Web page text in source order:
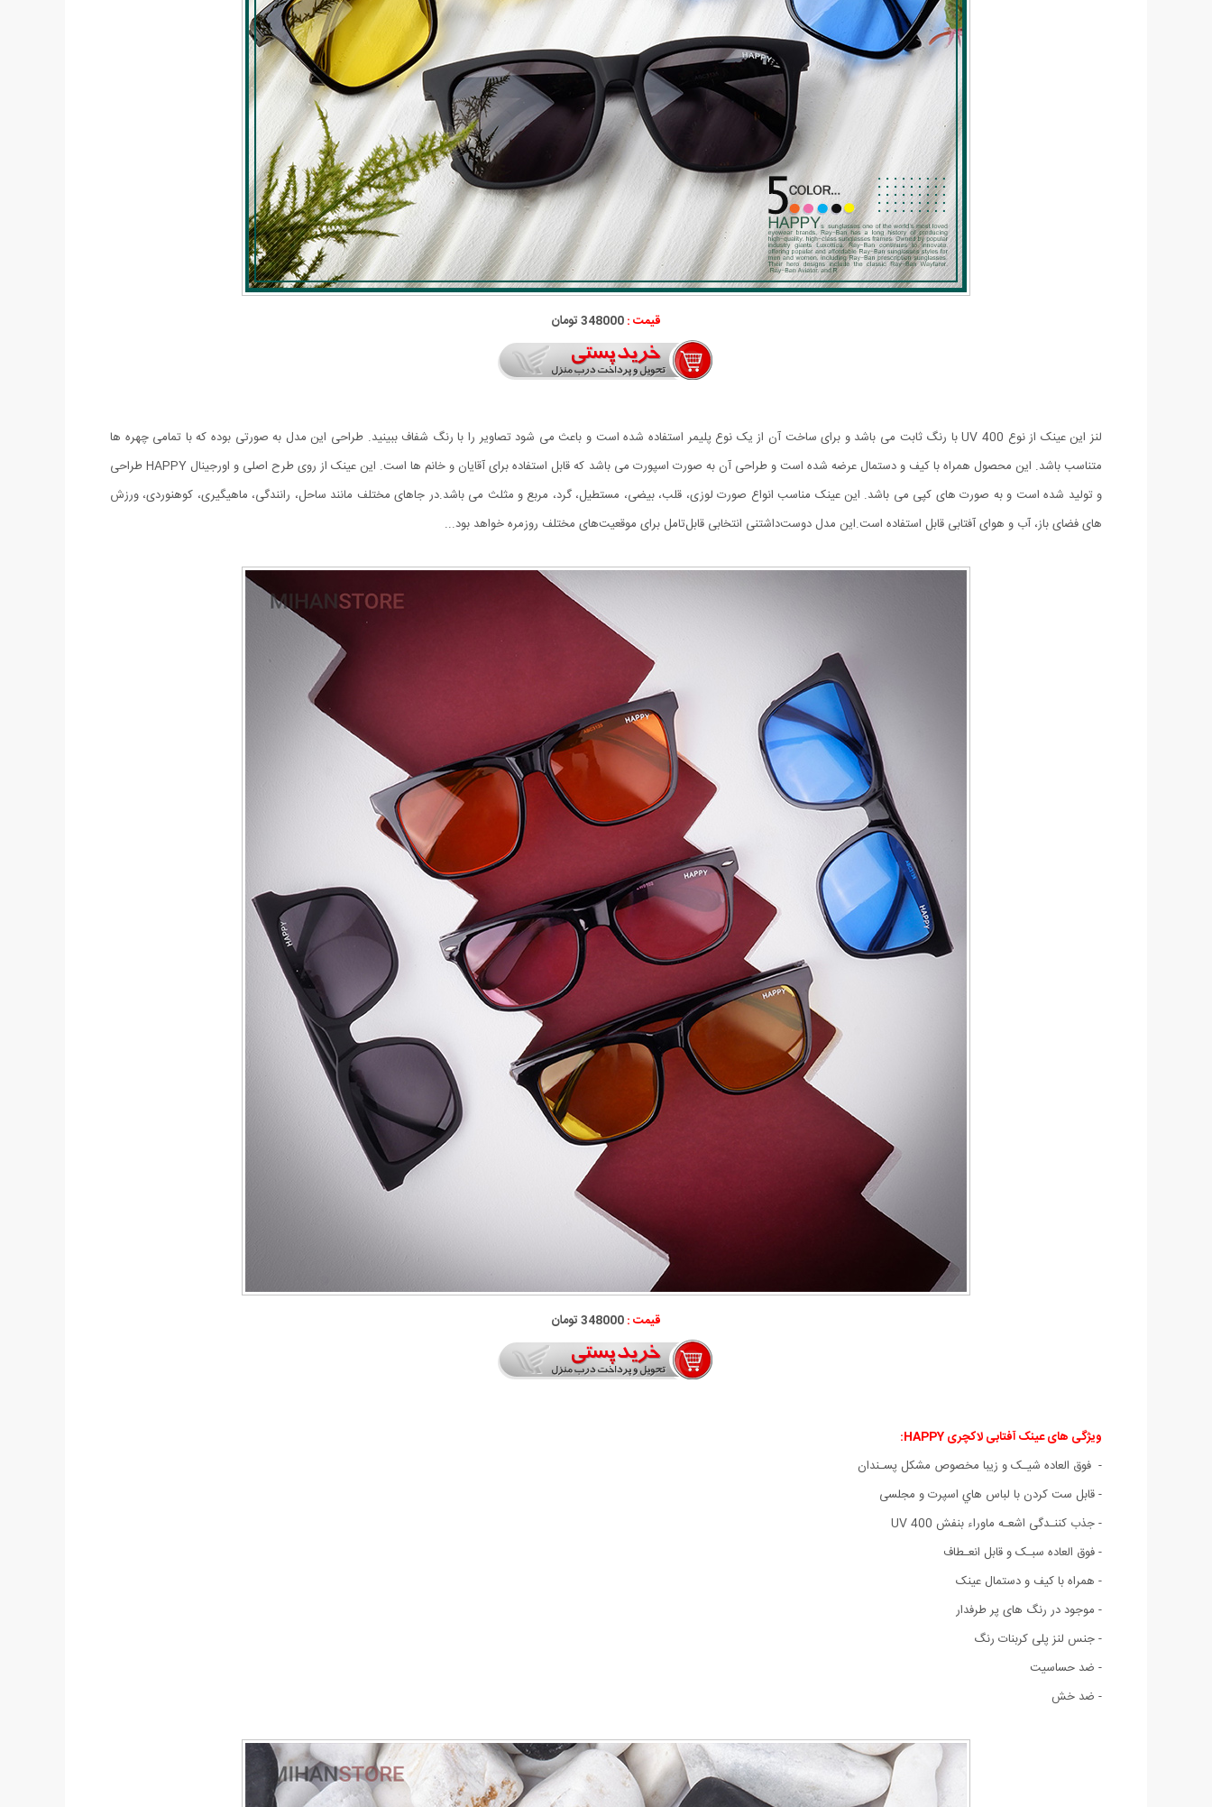
قیمت :348000 تومان
لنز این عینک از نوع UV 400 با رنگ ثابت می باشد و برای ساخت آن از یک نوع پلیمر استفاده شده است و باعث می شود تصاویر را با رنگ شفاف ببینید. طراحی این مدل به صورتی بوده که با تمامی چهره ها
متناسب باشد.
این محصول همراه با کیف و دستمال عرضه شده است و طراحی آن به صورت اسپورت می باشد که قابل استفاده برای آقایان و خانم ها است. این عینک از روی طرح اصلی و اورجینال HAPPY طراحی
و تولید شده است و به صورت های کپی می باشد. این عینک مناسب انواع صورت لوزی، قلب، بیضی، مستطیل، گرد، مربع و مثلث می باشد.در جاهای مختلف مانند ساحل، رانندگی، ماهیگیری، کوهنوردی، ورزش
های فضای باز، آب و هوای آفتابی قابل استفاده است.این مدل دوست‌داشتنی انتخابی قابل‌تامل برای موقعیت‌های مختلف روزمره خواهد بود...
قیمت :348000 تومان
ویژگی های عینک آفتابی لاکچری HAPPY:
- فوق العاده شیـک و زیبا مخصوص مشکل پسـندان
- قابل ست كردن با لباس هاي اسپرت و مجلسی
- جذب کننـدگی اشعـه ماوراء بنفش UV 400
- فوق العاده سبـک و قابل انعـطاف
- همراه با کیف و دستمال عینک
- موجود در رنگ های پر طرفدار
- جنس لنز پلی کربنات رنگ
- ضد حساسیت
- ضد خش